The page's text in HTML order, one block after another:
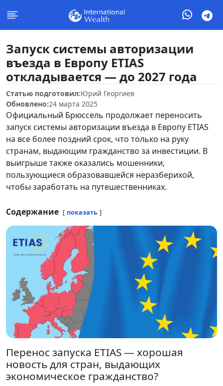
Запуск системы авторизации
въезда в Европу ETIAS
откладывается — до 2027 года
Статью подготовил:Юрий Георгиев
Обновлено:24 марта 2025
Официальный Брюссель продолжает переносить
запуск системы авторизации въезда в Европу ETIAS
на все более поздний срок, что только на руку
странам, выдающим гражданство за инвестиции. В
выигрыше также оказались мошенники,
пользующиеся образовавшейся неразберихой,
чтобы заработать на путешественниках.
Содержание показать
Перенос запуска ETIAS — хорошая
новость для стран, выдающих
экономическое гражданство?